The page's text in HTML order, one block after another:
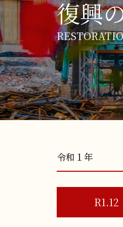
復興
令和１年
R1.12